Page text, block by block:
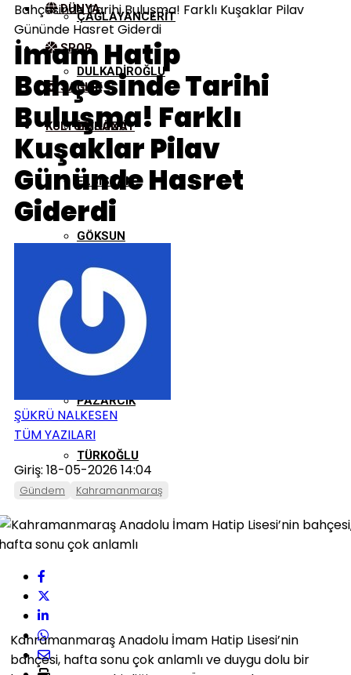
ÇAĞLAYANCERIT
DULKADIROĞLU
EKINÖZÜ
ELBISTAN
GÖKSUN
NURHAK
ONIKIŞUBAT
PAZARCIK
TÜRKOĞLU
DÜNYA
SPOR
SAĞLIK
KÜLTÜR/SANAT
Bahçesinde Tarihi Buluşma! Farklı Kuşaklar Pilav
Gününde Hasret Giderdi
İmam Hatip
Bahçesinde Tarihi
Buluşma! Farklı
Kuşaklar Pilav
Gününde Hasret
Giderdi
ŞÜKRÜ NALKESEN
TÜM YAZILARI
Giriş: 18-05-2026 14:04
Gündem Kahramanmaraş
Kahramanmaraş Anadolu İmam Hatip Lisesi’nin
bahçesi, hafta sonu çok anlamlı ve duygu dolu bir